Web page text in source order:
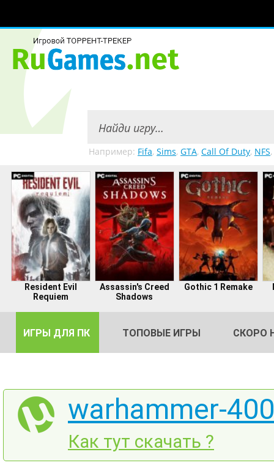
Например: Fifa, Sims, GTA, Call Of Duty, NFS,
Resident Evil
Requiem
Assassin's Creed
Shadows
Gothic 1 Remake
ИГРЫ ДЛЯ ПК ТОПОВЫЕ ИГРЫ СКОРО
warhammer-
Как тут скачать ?